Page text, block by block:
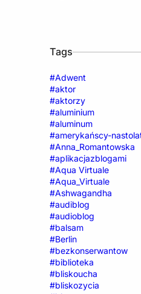
Tags
#Adwent
#aktor
#aktorzy
#aluminium
#aluminum
#amerykańscy-
#Anna_Romantowska
#aplikacjazblogami
#Aqua Virtuale
#Aqua_Virtuale
#Ashwagandha
#audiblog
#audioblog
#balsam
#Berlin
#bezkonserwantow
#biblioteka
#bliskoucha
#bliskozycia